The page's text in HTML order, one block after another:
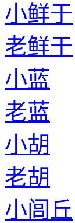
小鲜于
老鲜于
小蓝
老蓝
小胡
老胡
小闾丘